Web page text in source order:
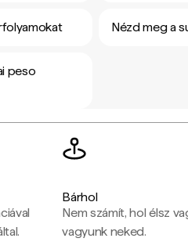
Nézd meg a
peso
Bárhol
Nem számít, hol élsz
vagyunk neked.